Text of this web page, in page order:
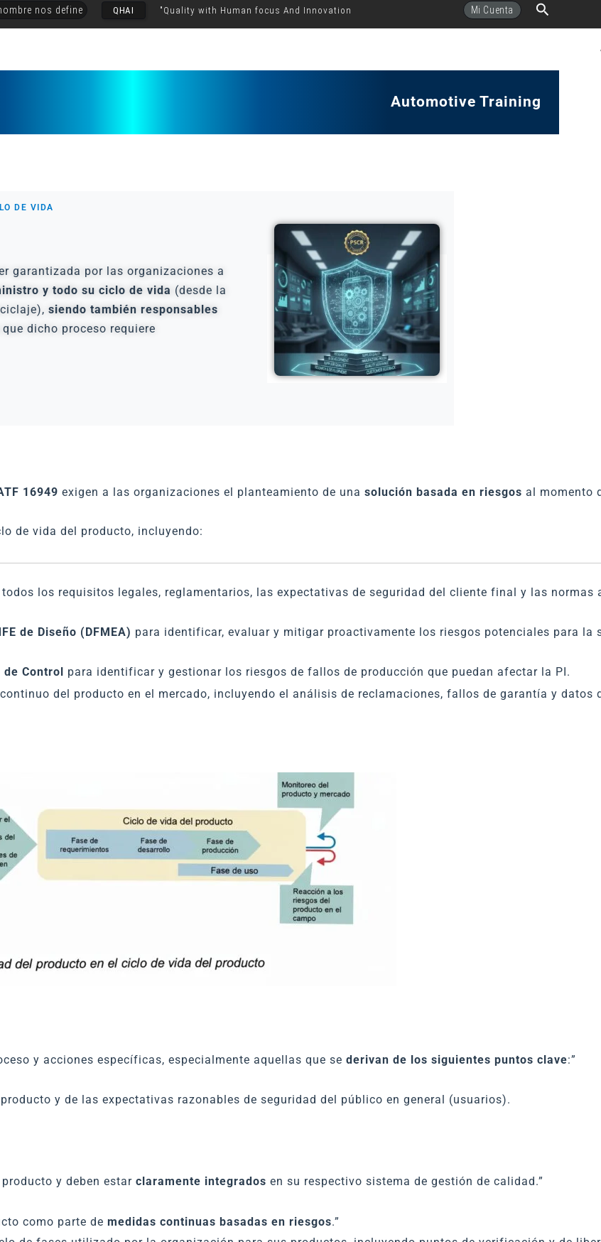
nos define QHAI "Quality with Human focus And Innovation Mi Cuenta Buscar
Automotive Training
DE VIDA
garantizada por las organizaciones a
y todo su ciclo de vida (desde la
siendo también responsables
que dicho proceso requiere
16949 exigen a las organizaciones el planteamiento de una solución basada en riesgos al momento
de vida del producto, incluyendo:
los requisitos legales, reglamentarios, las expectativas de seguridad del cliente final y las normas
de Diseño (DFMEA) para identificar, evaluar y mitigar proactivamente los riesgos potenciales para la
de Control
para identificar y gestionar los riesgos de fallos de producción que puedan afectar la PI.
del producto en el mercado, incluyendo el análisis de reclamaciones, fallos de garantía y datos
y acciones específicas, especialmente aquellas que se derivan de los siguientes puntos clave:”
y de las expectativas razonables de seguridad del público en general (usuarios).
y deben estar claramente integrados en su respectivo sistema de gestión de calidad.”
como parte de medidas continuas basadas en riesgos.”